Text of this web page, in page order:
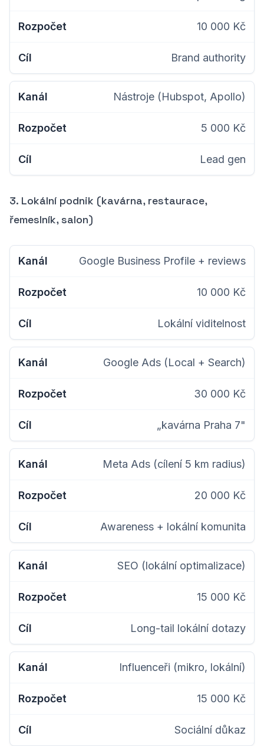
10 000 Kč
Brand authority
Nástroje (Hubspot, Apollo)
5 000 Kč
Lead gen
3. Lokální podnik (kavárna, restaurace,
řemeslník, salon)
Google Business Profile + reviews
10 000 Kč
Lokální viditelnost
Google Ads (Local + Search)
30 000 Kč
„kavárna Praha 7"
Meta Ads (cílení 5 km radius)
20 000 Kč
Awareness + lokální komunita
SEO (lokální optimalizace)
15 000 Kč
Long-tail lokální dotazy
Influenceři (mikro, lokální)
15 000 Kč
Sociální důkaz